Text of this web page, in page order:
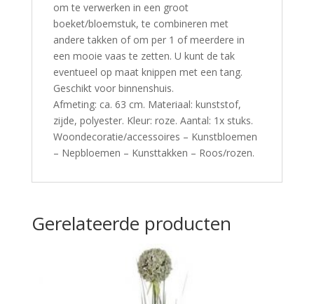
om te verwerken in een groot
boeket/bloemstuk, te combineren met
andere takken of om per 1 of meerdere in
een mooie vaas te zetten. U kunt de tak
eventueel op maat knippen met een tang.
Geschikt voor binnenshuis.
Afmeting: ca. 63 cm. Materiaal: kunststof,
zijde, polyester. Kleur: roze. Aantal: 1x stuks.
Woondecoratie/accessoires – Kunstbloemen
– Nepbloemen – Kunsttakken – Roos/rozen.
Gerelateerde producten